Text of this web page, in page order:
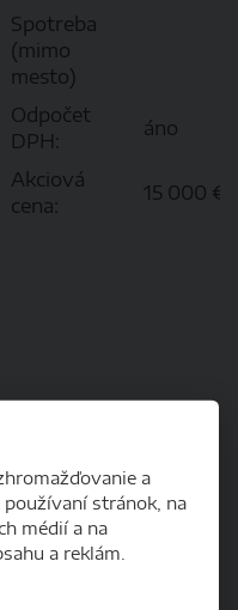
Spotreba
(mimo
mesto)
Odpočet
DPH:
áno
Akciová
cena:
15 000 €
a
stránok, na
médií a na
a reklám.